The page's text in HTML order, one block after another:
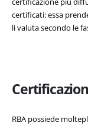
certificati: essa
li valuta secondo le
RBA possiede